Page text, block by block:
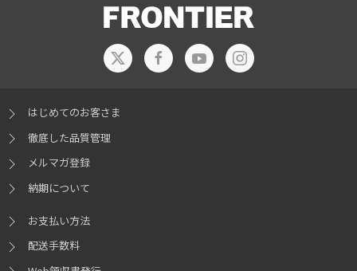
はじめてのお客さま
徹底した品質管理
メルマガ登録
納期について
お支払い方法
配送手数料